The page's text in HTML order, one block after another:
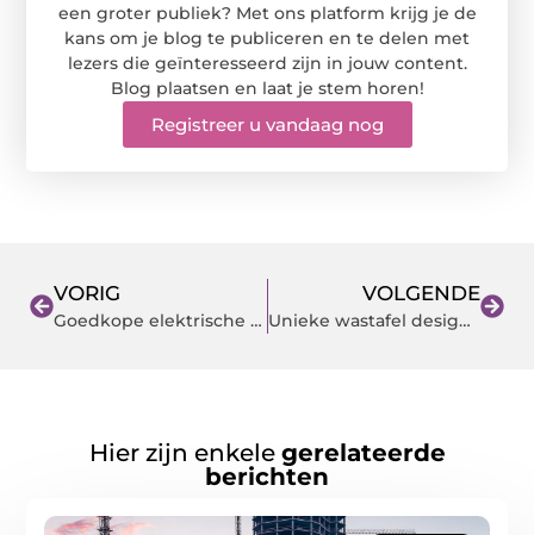
een groter publiek? Met ons platform krijg je de
kans om je blog te publiceren en te delen met
lezers die geïnteresseerd zijn in jouw content.
Blog plaatsen en laat je stem horen!
Registreer u vandaag nog
VORIG
Goedkope elektrische boiler kopen?
VOLGENDE
Unieke wastafel designs bij Teakea!
Hier zijn enkele gerelateerde
berichten